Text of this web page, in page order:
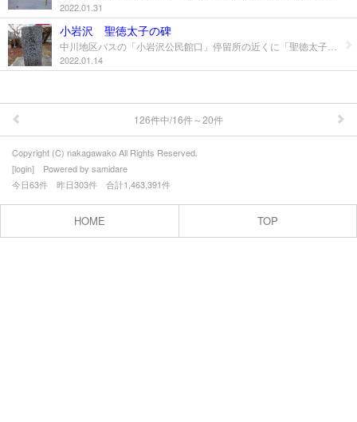
お問合せ
2022.01.31
小岩沢 聖徳太子の碑
2022.01.14
126件中/16件～20件
Copyright (C) nakagawako All Rights Reserved.
[login] Powered by samidare
今日63件 昨日303件 合計1,463,391件
HOME TOP